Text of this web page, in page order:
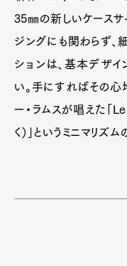
Official
Pen
35㎜の新しいケースサ
ジングにも関わらず、
ションは、基本デザイ
い。手にすればその心
ー・ラムスが唱えた「
く）」というミニマリズ